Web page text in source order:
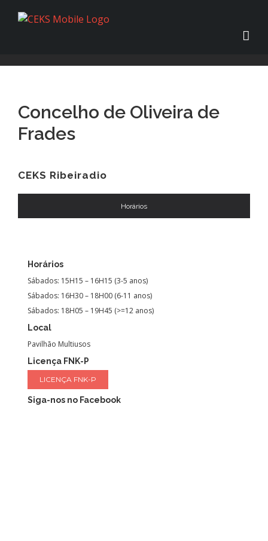
Concelho de Oliveira de
Frades
CEKS Ribeiradio
Horários
Horários
Sábados: 15H15 – 16H15 (3-5 anos)
Sábados: 16H30 – 18H00 (6-11 anos)
Sábados: 18H05 – 19H45 (>=12 anos)
Local
Pavilhão Multiusos
Licença FNK-P
LICENÇA FNK-P
Siga-nos no Facebook